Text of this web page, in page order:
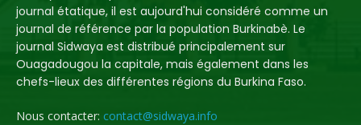
journal étatique, il est aujourd'hui considéré comme un
journal de référence par la population Burkinabè. Le
journal Sidwaya est distribué principalement sur
Ouagadougou la capitale, mais également dans les
chefs-lieux des différentes régions du Burkina Faso.
Nous contacter: contact@sidwaya.info